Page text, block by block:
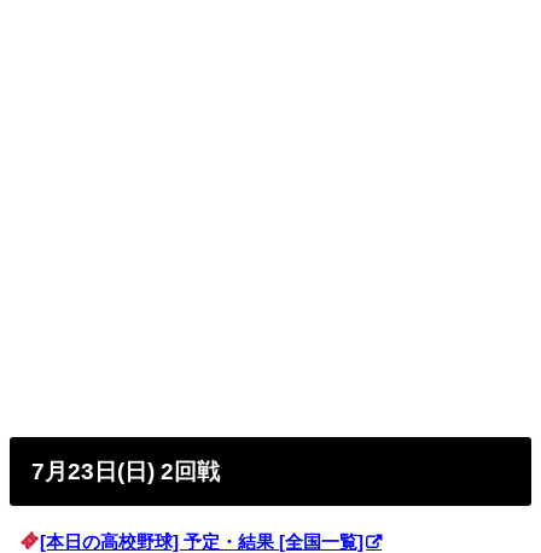
7月23日(日) 2回戦
[本日の高校野球] 予定・結果 [全国一覧]